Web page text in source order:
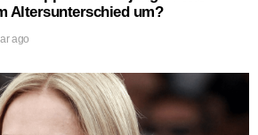
Altersunterschied um?
ago